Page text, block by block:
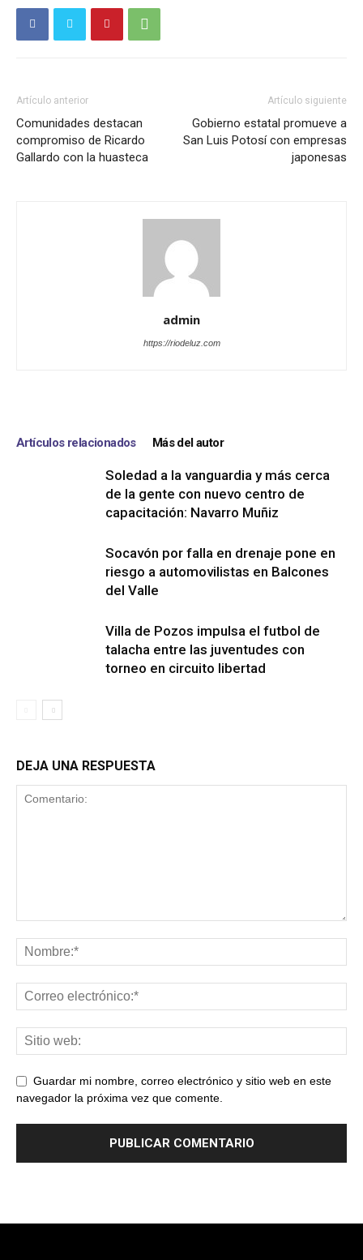
Artículo anterior
Comunidades destacan
compromiso de Ricardo
Gallardo con la huasteca
Artículo siguiente
Gobierno estatal promueve a
San Luis Potosí con empresas
japonesas
admin
https://riodeluz.com
Artículos relacionados Más del autor
Soledad a la vanguardia y más cerca
de la gente con nuevo centro de
capacitación: Navarro Muñiz
Socavón por falla en drenaje pone en
riesgo a automovilistas en Balcones
del Valle
Villa de Pozos impulsa el futbol de
talacha entre las juventudes con
torneo en circuito libertad
DEJA UNA RESPUESTA
Guardar mi nombre, correo electrónico y sitio web en este
navegador la próxima vez que comente.